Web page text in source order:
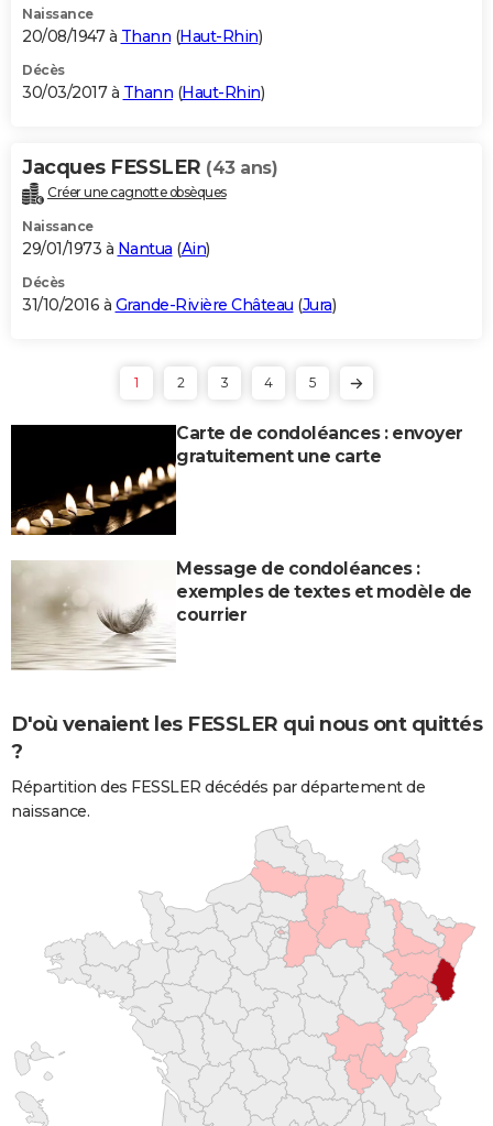
Naissance
20/08/1947 à Thann (Haut-Rhin)
Décès
30/03/2017 à Thann (Haut-Rhin)
Jacques FESSLER (43 ans)
Créer une cagnotte obsèques
Naissance
29/01/1973 à Nantua (Ain)
Décès
31/10/2016 à Grande-Rivière Château (Jura)
1 2 3 4 5
Carte de condoléances : envoyer
gratuitement une carte
Message de condoléances :
exemples de textes et modèle de
courrier
D'où venaient les FESSLER qui nous ont quittés
?
Répartition des FESSLER décédés par département de
naissance.